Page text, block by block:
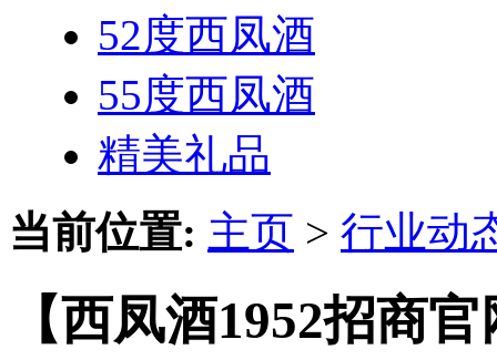
52度西凤酒
55度西凤酒
精美礼品
当前位置: 主页 > 行业动
【西凤酒1952招商